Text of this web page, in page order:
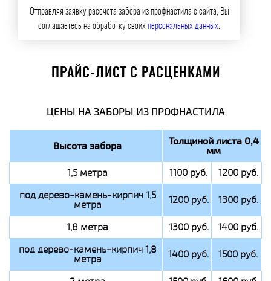
Отправляя заявку рассчета забора из профнастила с сайта, Вы
соглашаетесь на обработку своихперсональных данных.
ПРАЙС-ЛИСТ С РАСЦЕНКАМИ
ЦЕНЫ НА ЗАБОРЫ ИЗ ПРОФНАСТИЛА
Высота забора Толщиной листа 0,4
мм
1,5 метра 1100 руб.
1200 руб.
под дерево-камень-кирпич 1,5
метра 1200 руб. 1300 руб.
1,8 метра 1300 руб.
1400 руб.
под дерево-камень-кирпич 1,8
метра 1400 руб. 1500 руб.